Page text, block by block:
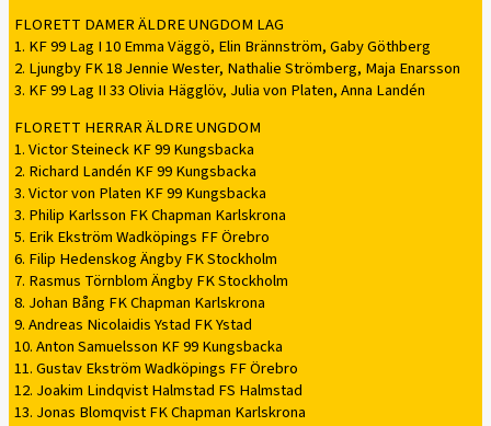
FLORETT DAMER ÄLDRE UNGDOM LAG
1. KF 99 Lag I 10 Emma Väggö, Elin Brännström, Gaby Göthberg
2. Ljungby FK 18 Jennie Wester, Nathalie Strömberg, Maja Enarsson
3. KF 99 Lag II 33 Olivia Hägglöv, Julia von Platen, Anna Landén
FLORETT HERRAR ÄLDRE UNGDOM
1. Victor Steineck KF 99 Kungsbacka
2. Richard Landén KF 99 Kungsbacka
3. Victor von Platen KF 99 Kungsbacka
3. Philip Karlsson FK Chapman Karlskrona
5. Erik Ekström Wadköpings FF Örebro
6. Filip Hedenskog Ängby FK Stockholm
7. Rasmus Törnblom Ängby FK Stockholm
8. Johan Bång FK Chapman Karlskrona
9. Andreas Nicolaidis Ystad FK Ystad
10. Anton Samuelsson KF 99 Kungsbacka
11. Gustav Ekström Wadköpings FF Örebro
12. Joakim Lindqvist Halmstad FS Halmstad
13. Jonas Blomqvist FK Chapman Karlskrona